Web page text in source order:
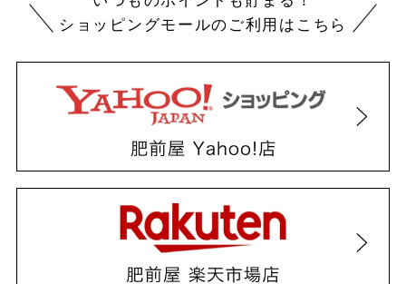
ショッピングモールのご利用はこちら